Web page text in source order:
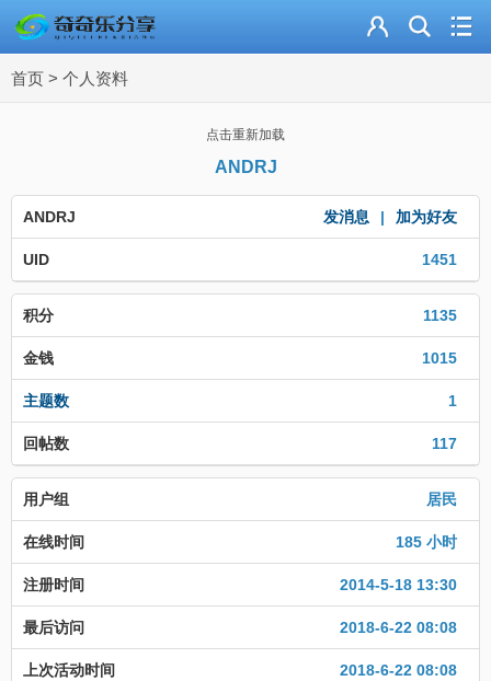
首页 > 个人资料
点击重新加载
ANDRJ
发消息 | 加为好友
ANDRJ
1451
UID
1135
积分
1015
金钱
1
主题数
117
回帖数
居民
用户组
185 小时
在线时间
2014-5-18 13:30
注册时间
2018-6-22 08:08
最后访问
2018-6-22 08:08
上次活动时间
资源合集
站内导读
加入频道